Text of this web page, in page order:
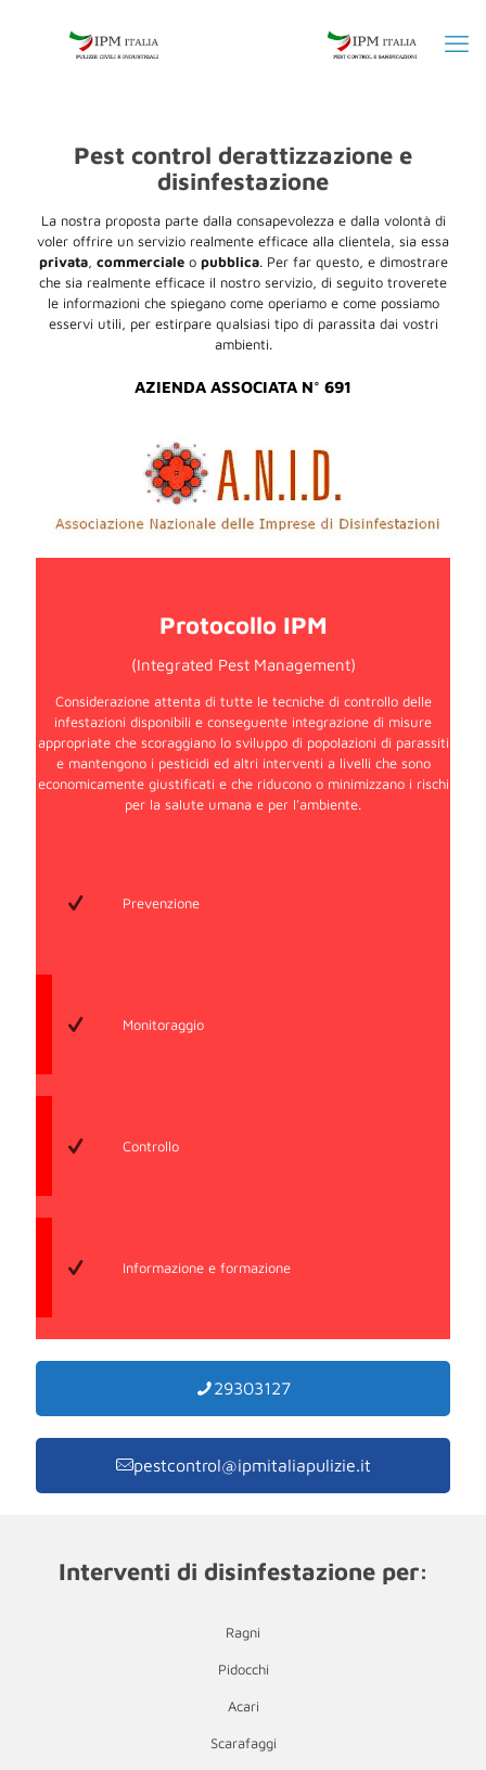
Pest control derattizzazione e
disinfestazione
La nostra proposta parte dalla consapevolezza e dalla volontà di
voler offrire un servizio realmente efficace alla clientela, sia essa
privata, commerciale o pubblica. Per far questo, e dimostrare
che sia realmente efficace il nostro servizio, di seguito troverete
le informazioni che spiegano come operiamo e come possiamo
esservi utili, per estirpare qualsiasi tipo di parassita dai vostri
ambienti.
AZIENDA ASSOCIATA N° 691
Protocollo IPM
(Integrated Pest Management)
Considerazione attenta di tutte le tecniche di controllo delle
infestazioni disponibili e conseguente integrazione di misure
appropriate che scoraggiano lo sviluppo di popolazioni di parassiti
e mantengono i pesticidi ed altri interventi a livelli che sono
economicamente giustificati e che riducono o minimizzano i rischi
per la salute umana e per l'ambiente.
Prevenzione
Monitoraggio
Controllo
Informazione e formazione
29303127
pestcontrol@ipmitaliapulizie.it
Interventi di disinfestazione per:
Ragni
Pidocchi
Acari
Scarafaggi